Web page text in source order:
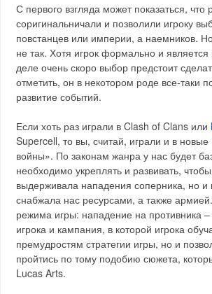
С первого взгляда может показаться, что
соригинальничали и позволили игроку
повстанцев или империи, а наемников.
не так. Хотя игрок формально и
деле очень скоро выбор предстоит
отметить, он в некотором роде все-таки
развитие событий.
Если хоть раз играли в Clash of Clans или
Supercell, то вы, считай, играли и в
войны». По законам жанра у нас будет
необходимо укреплять и развивать,
выдерживала нападения соперника, но и
снабжала нас ресурсами, а также
режима игры: нападение на противника –
игрока и кампания, в которой игрока
премудростям стратегии игры, но и
пройтись по тому подобию сюжета,
Lucas Arts.